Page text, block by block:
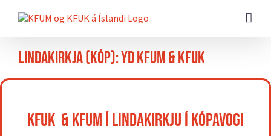
beint
síðunnarLindakirkja (Kóp): YD KFUM & KFUK
KFUK & KFUM í Lindakirkju í Kópavogi